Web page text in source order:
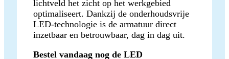
lichtveld het zicht op het werkgebied
optimaliseert. Dankzij de onderhoudsvrije
LED-technologie is de armatuur direct
inzetbaar en betrouwbaar, dag in dag uit.
Bestel vandaag nog de LED